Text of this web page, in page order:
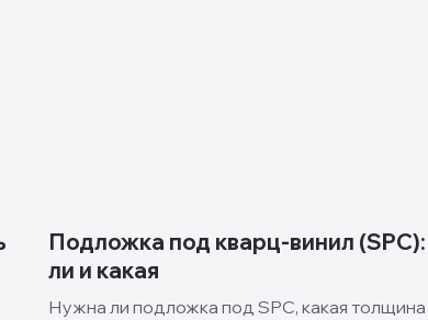
Подложка под кварц-винил
ли и какая
Нужна ли подложка под SPC, какая толщина